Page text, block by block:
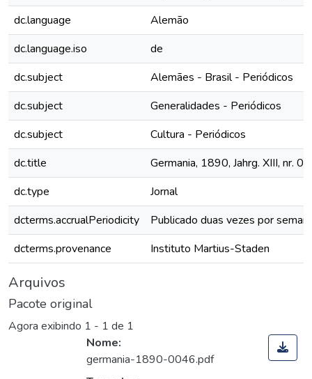
dc.language
Alemão
dc.language.iso
de
dc.subject
Alemães - Brasil - Periódicos
dc.subject
Generalidades - Periódicos
dc.subject
Cultura - Periódicos
dc.title
Germania, 1890, Jahrg. XIII, nr.
dc.type
Jornal
dcterms.accrualPeriodicity
Publicado duas vezes por
dcterms.provenance
Instituto Martius-Staden
Arquivos
Pacote original
Agora exibindo 1 - 1 de 1
Nome:
germania-1890-0046.pdf